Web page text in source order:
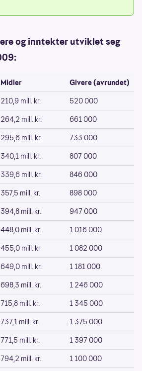
og inntekter utviklet seg
Midler
Givere (avrundet)
210,9 mill. kr.
520 000
264,2 mill. kr.
661 000
295,6 mill. kr.
733 000
340,1 mill. kr.
807 000
339,6 mill. kr.
846 000
357,5 mill. kr.
898 000
394,8 mill. kr.
947 000
448,0 mill. kr.
1 016 000
455,0 mill. kr
1 082 000
649,0 mill. kr.
1 181 000
698,3 mill. kr.
1 246 000
715,8 mill. kr.
1 345 000
737,1 mill. kr.
1 375 000
771,5 mill. kr.
1 397 000
794,2 mill. kr.
1 100 000